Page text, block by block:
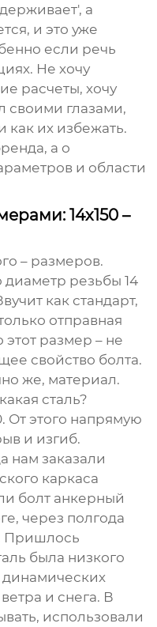
а
и это уже
если речь
Не хочу
расчеты, хочу
своими глазами,
как их избежать.
а о
и области
14х150 –
– размеров.
диаметр резьбы 14
как стандарт,
отправная
этот размер – не
свойство болта.
же, материал.
сталь?
От этого напрямую
и изгиб.
нам заказали
каркаса
болт анкерный
через полгода
Пришлось
была низкого
динамических
и снега. В
использовали